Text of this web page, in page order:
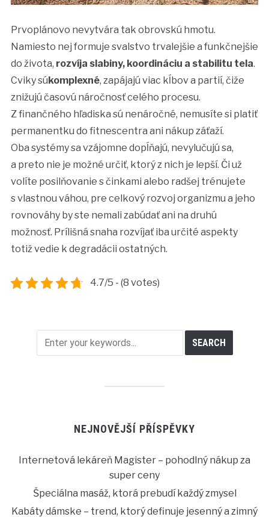
Prvoplánovo nevytvára tak obrovskú hmotu.
Namiesto nej formuje svalstvo trvalejšie a funkčnejšie
do života, rozvíja slabiny, koordináciu a stabilitu tela.
Cviky súkomplexné, zapájajú viac kĺbov a partií, čiže
znižujú časovú náročnosť celého procesu.
Z finančného hľadiska sú nenáročné, nemusíte si platiť
permanentku do fitnescentra ani nákup záťaží.
Oba systémy sa vzájomne dopĺňajú, nevylučujú sa,
a preto nie je možné určiť, ktorý z nich je lepší. Či už
volíte posilňovanie s činkami alebo radšej trénujete
s vlastnou váhou, pre celkový rozvoj organizmu a jeho
rovnováhy by ste nemali zabúdať ani na druhú
možnosť. Prílišná snaha rozvíjať iba určité aspekty
totiž vedie k degradácii ostatných.
4.7/5 - (8 votes)
NEJNOVĚJŠÍ PŘÍSPĚVKY
Internetová lekáreň Magister – pohodlný nákup za
super ceny
Špeciálna masáž, ktorá prebudí každý zmysel
Kabáty dámske – trend, ktorý definuje jesenný a zimný